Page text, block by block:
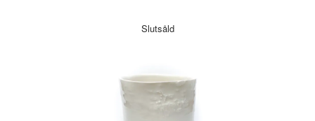
Slutsåld